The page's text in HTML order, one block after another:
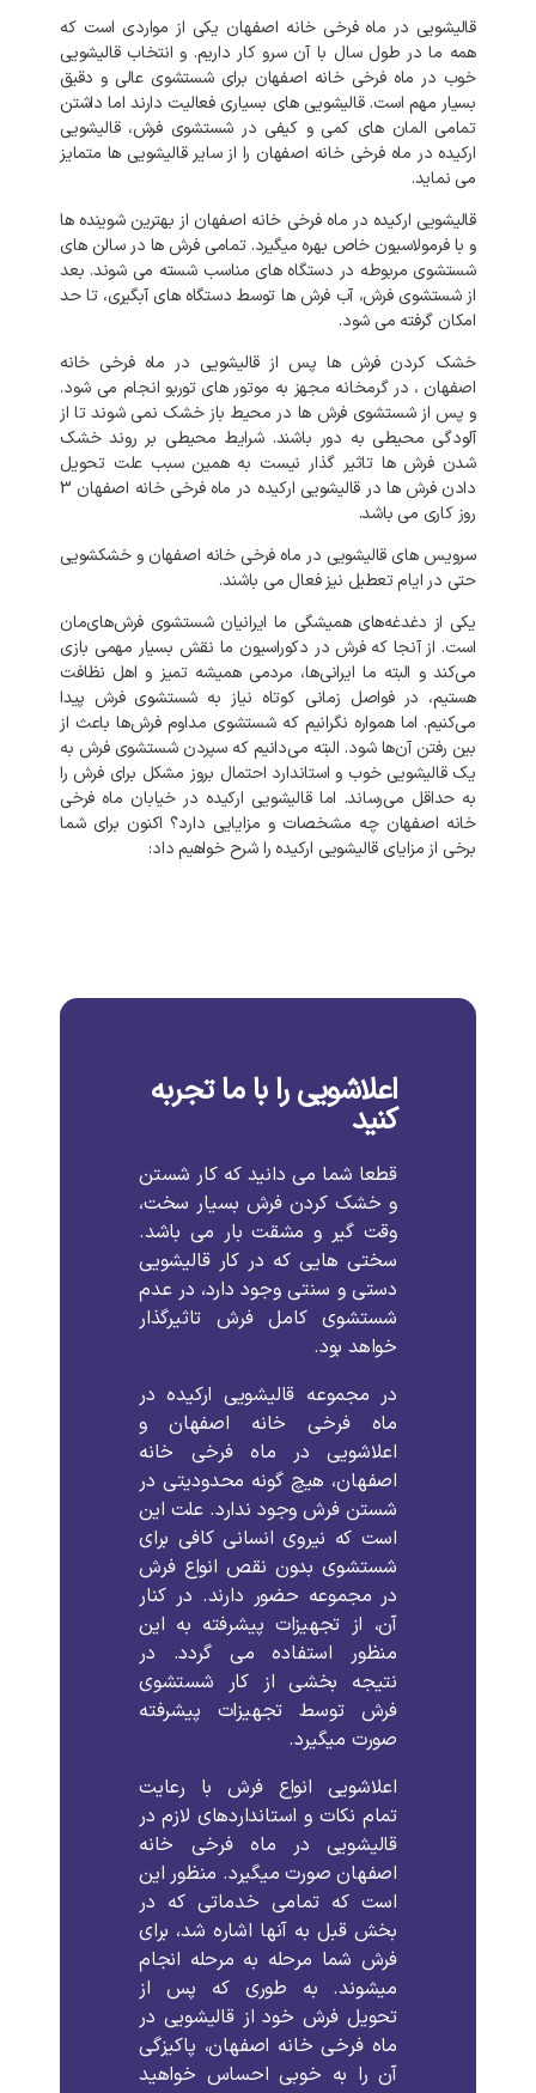
قالیشویی در ماه فرخی خانه اصفهان یکی از مواردی است که
همه ما در طول سال با آن سرو کار داریم. و انتخاب قالیشویی
خوب در ماه فرخی خانه اصفهان برای شستشوی عالی و دقیق
بسیار مهم است.قالیشویی های بسیاری فعالیت دارند اما داشتن
تمامی المان های کمی و کیفی در شستشوی فرش، قالیشویی
ارکیده در ماه فرخی خانه اصفهان را از سایر قالیشویی ها متمایز
می نماید.
قالیشویی ارکیده در ماه فرخی خانه اصفهان از بهترین شوینده ها
و با فرمولاسیون خاص بهره میگیرد.تمامی فرش ها در سالن های
شستشوی مربوطه در دستگاه های مناسب شسته می شوند. بعد
از شستشوی فرش، آب فرش ها توسط دستگاه های آبگیری، تا حد
امکان گرفته می شود.
خشک کردن فرش ها پس از قالیشویی در ماه فرخی خانه
اصفهان ، در گرمخانه مجهز به موتور های توربو انجام می شود.
و پس از شستشوی فرش ها در محیط باز خشک نمی شوند تا از
آلودگی محیطی به دور باشند.شرایط محیطی بر روند خشک
شدن فرش ها تاثیر گذار نیست به همین سبب علت تحویل
دادن فرش ها در قالیشویی ارکیده در ماه فرخی خانه اصفهان
روز کاری می باشد.
سرویس های قالیشویی در ماه فرخی خانه اصفهان و خشکشویی
حتی در ایام تعطیل نیز فعال می باشند.
یکی از دغدغه‌های همیشگی ما ایرانیان شستشوی فرش‌های‌مان
است. از آنجا که فرش در دکوراسیون ما نقش بسیار مهمی بازی
می‌کند و البته ما ایرانی‌ها، مردمی همیشه تمیز و اهل نظافت
هستیم، در فواصل زمانی کوتاه نیاز به شستشوی فرش پیدا
می‌کنیم. اما همواره نگرانیم که شستشوی مداوم فرش‌ها باعث از
بین رفتن آن‌ها شود. البته می‌دانیم که سپردن شستشوی فرش به
یک قالیشویی خوب و استاندارد احتمال بروز مشکل برای فرش را
به‌ حداقل می‌رساند. اما قالیشویی ارکیده در خیابان ماه فرخی
خانه اصفهان چه مشخصات و مزایایی دارد؟ اکنون برای شما
برخی از مزایای قالیشویی ارکیده راشرح خواهیمداد:
اعلاشویی را با ما تجربه
کنید
قطعا شما می دانید که کار شستن
و خشک کردن فرش بسیار سخت،
وقت گیر و مشقت بار می باشد.
سختی هایی که در کار قالیشویی
دستی و سنتی وجود دارد، در عدم
شستشوی کامل فرش تاثیرگذار
خواهد بود.
در مجموعه قالیشویی ارکیده در
ماه فرخی خانه اصفهان
و
اعلاشویی
در
ماه فرخی خانه
اصفهان، هیچ گونه محدودیتی در
شستن فرش وجود ندارد.علت این
است که نیروی انسانی کافی برای
شستشوی بدون نقص انواع فرش
در مجموعه حضور دارند. در کنار
آن، از تجهیزات پیشرفته به این
منظور
استفاده می گردد. در
نتیجه بخشی از کار
شستشوی
فرش
توسط تجهیزات
پیشرفته
صورت میگیرد.
اعلاشویی انواع فرش با
رعایت
تمام نکات و استانداردهای لازم در
قالیشویی
در
ماه فرخی خانه
اصفهان صورت میگیرد. منظور این
است که تمامی خدماتی که در
بخش قبل به آنها اشاره شد، برای
فرش شما مرحله به مرحله انجام
میشوند. به طوری که پس از
تحویل فرش خود از قالیشویی در
ماه فرخی خانه اصفهان، پاکیزگی
آن را به خوبی احساس خواهید